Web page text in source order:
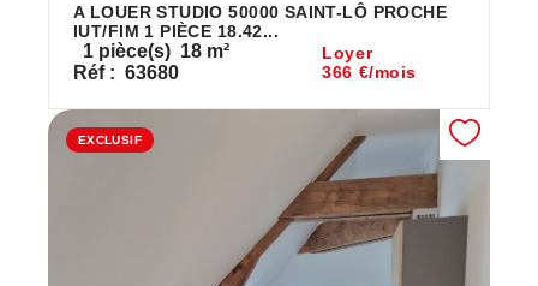
A LOUER STUDIO 50000 SAINT-LÔ PROCHE
IUT/FIM 1 PIÈCE 18.42...
1 pièce(s) 18 m²
Réf : 63680
Loyer
366 €/mois
EXCLUSIF